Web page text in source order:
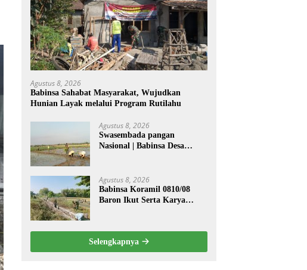
Agustus 8, 2026
Babinsa Sahabat Masyarakat, Wujudkan
Hunian Layak melalui Program Rutilahu
Agustus 8, 2026
Swasembada pangan
Nasional | Babinsa Desa
Ketahanan Pangan
Agustus 8, 2026
Babinsa Koramil 0810/08
Baron Ikut Serta Karya
Selengkapnya